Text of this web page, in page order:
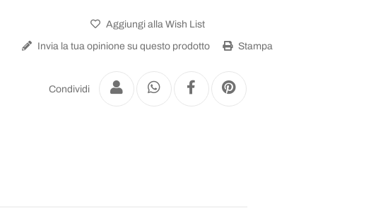
Aggiungi alla Wish List
Invia la tua opinione su questo prodotto Stampa
Condividi